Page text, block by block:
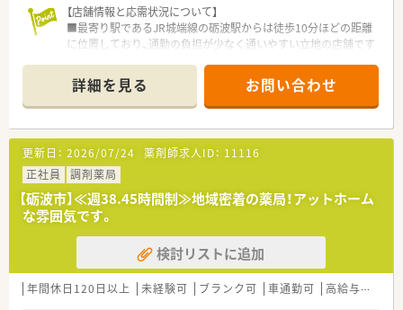
安定感を兼ね備えた職場です
【店舗情報と応需状況について】
■最寄り駅であるJR城端線の砺波駅からは徒歩10分ほどの距離
に位置しており、通勤の負担が少なく通いやすい立地の店舗です
たり約80枚応需しているため、幅広い知識を習得できる環境で
す
■薬剤師は4名、事務スタッフも4名在籍しており、適正な人員配
置のもとで協力しながら日々の業務に取り組むことができます
【こんな取り組みをしています】
■全店舗で電子薬歴や調剤監査システムを導入し、業務の効率化
と安全性の向上を両立させる先進的な取り組みを行っています
■地域住民の方々を対象とした健康相談会やイベントを積極的
に開催し、薬局内にとどまらない地域医療への貢献活動を推進し
ています
■新入社員向けの研修だけでなく、フォローアップ研修や階層別
研修を整備し、長期的な視点での人材育成に力を入れています
詳細を見る お問い合わせ
更新日： 2026/07/24 薬剤師求人ID： 11116
正社員
調剤薬局
【砺波市】≪週38.45時間制≫地域密着の薬局！アットホーム
な雰囲気です。
検討リストに追加
年間休日120日以上 未経験可 ブランク可 車通勤可 高給与(600万円以上)